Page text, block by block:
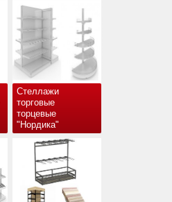
Стеллажи
торговые
торцевые
"Нордика"